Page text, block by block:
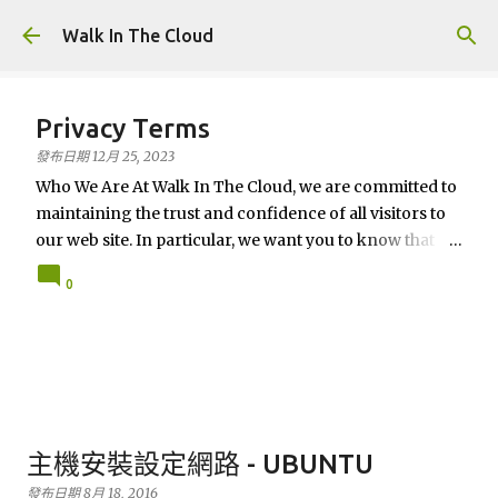
跳到主要內容
Walk In The Cloud
Privacy Terms
發布日期12月 25, 2023
Who We Are At Walk In The Cloud, we are committed to
maintaining the trust and confidence of all visitors to
our web site. In particular, we want you to know that
Walk In The Cloud is not in the business of selling,
renting or trading email lists with other companies and
privacy seriously and take measures to provide all
visitors and users of Walk In The Cloud with a safe and
0
主機安裝設定網路 - UBUNTU
發布日期8月 18, 2016